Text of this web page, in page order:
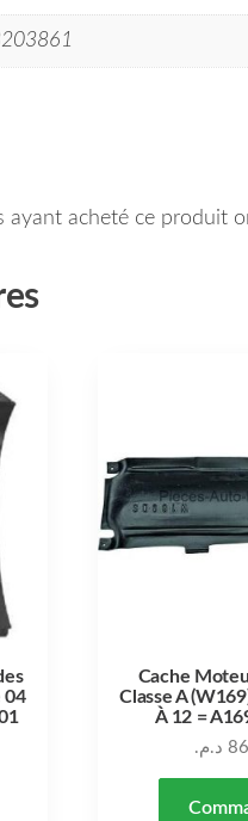
ayant acheté ce produit
04
Cache
Classe A
À 12 =
د.م.